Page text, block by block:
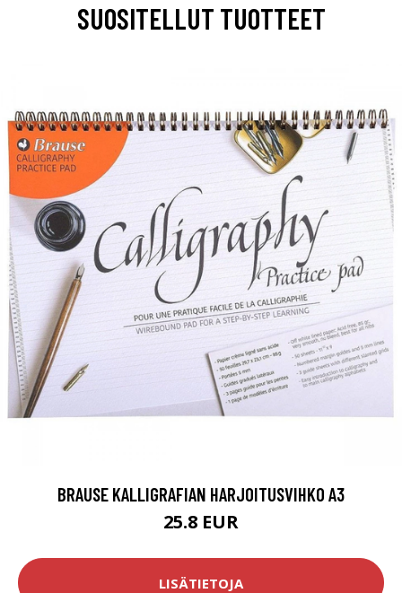
SUOSITELLUT TUOTTEET
BRAUSE KALLIGRAFIAN HARJOITUSVIHKO A3
25.8 EUR
LISÄTIETOJA